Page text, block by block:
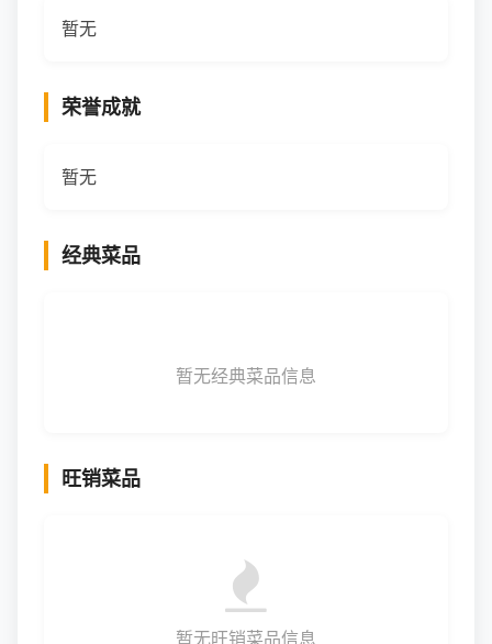
暂无
荣誉成就
暂无
经典菜品
暂无经典菜品信息
旺销菜品
暂无旺销菜品信息